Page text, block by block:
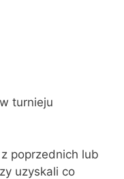
turnieju
poprzednich lub
uzyskali co